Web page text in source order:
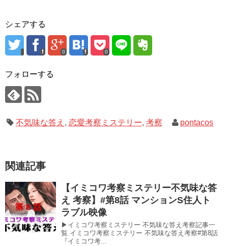
シェアする
0 0
フォローする
不気味な答え , 恋愛考察ミステリー, 考察 pontacos
関連記事
【イミコワ考察ミステリー不気味な答
え 考察】#第8話 マンションS住人ト
ラブル映像
▶イミコワ考察ミステリー 不気味な答え考察記事一
覧 イミコワ考察ミステリー 不気味な答え考察#第8話
『イミコワ考...